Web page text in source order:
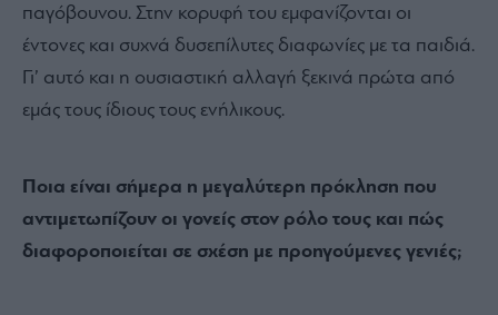
παγόβουνου. Στην κορυφή του εμφανίζονται οι
έντονες και συχνά δυσεπίλυτες διαφωνίες με τα παιδιά.
Γι’ αυτό και η ουσιαστική αλλαγή ξεκινά πρώτα από
εμάς τους ίδιους τους ενήλικους.
Ποια είναι σήμερα η μεγαλύτερη πρόκληση που
αντιμετωπίζουν οι γονείς στον ρόλο τους και πώς
διαφοροποιείται σε σχέση με προηγούμενες γενιές;